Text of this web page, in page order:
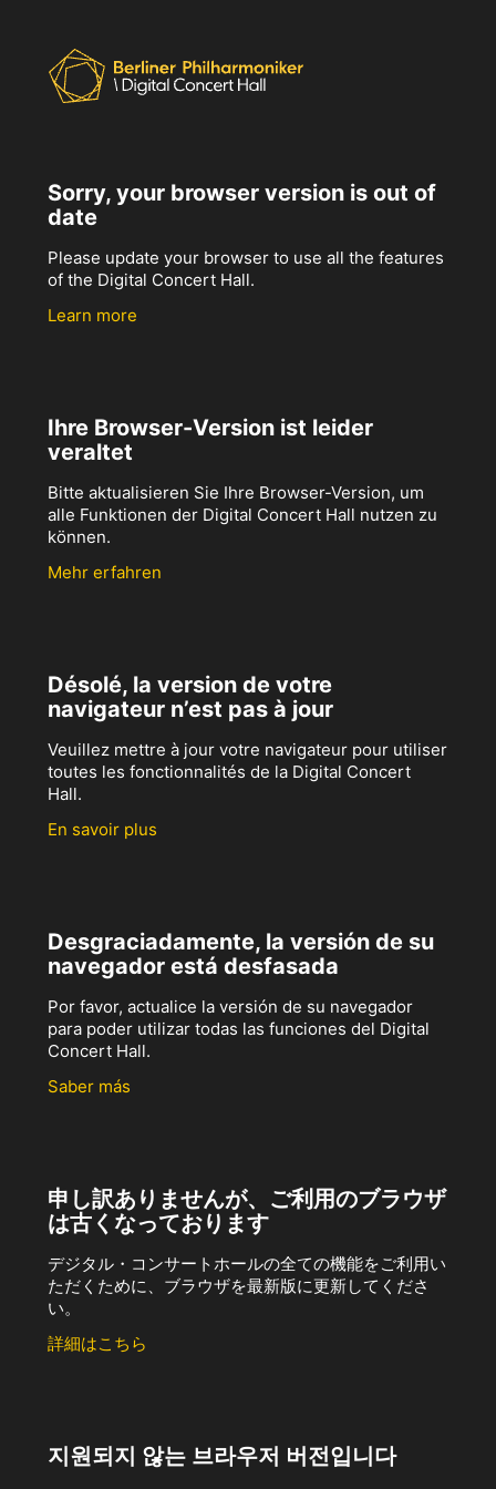
Sorry, your browser version is out of
date
Please update your browser to use all the features
of the Digital Concert Hall.
Learn more
Ihre Browser-Version ist leider
veraltet
Bitte aktualisieren Sie Ihre Browser-Version, um
alle Funktionen der Digital Concert Hall nutzen zu
können.
Mehr erfahren
Désolé, la version de votre
navigateur n’est pas à jour
Veuillez mettre à jour votre navigateur pour utiliser
toutes les fonctionnalités de la Digital Concert
Hall.
En savoir plus
Desgraciadamente, la versión de su
navegador está desfasada
Por favor, actualice la versión de su navegador
para poder utilizar todas las funciones del Digital
Concert Hall.
Saber más
申し訳ありませんが、ご利用のブラウザ
は古くなっております
デジタル・コンサートホールの全ての機能をご利用い
ただくために、ブラウザを最新版に更新してくださ
い。
詳細はこちら
지원되지 않는 브라우저 버전입니다